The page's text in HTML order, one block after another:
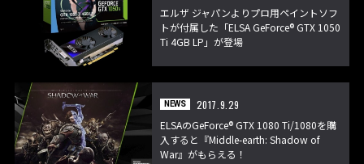
エルザ ジャパンよりプロ用ペイントソフ
トが付属した「ELSA GeForce® GTX 1050
Ti 4GB LP」が登場
NEWS
2017.9.29
ELSAのGeForce® GTX 1080 Ti/1080を購
入すると『Middle-earth: Shadow of
War』がもらえる！